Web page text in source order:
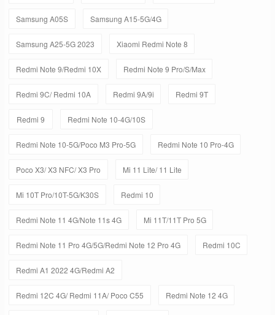
Samsung A05S Samsung A15-5G/4G
Samsung A25-5G 2023 Xiaomi Redmi Note 8
Redmi Note 9/Redmi 10X Redmi Note 9 Pro/S/Max
Redmi 9C/ Redmi 10A Redmi 9A/9i Redmi 9T
Redmi 9 Redmi Note 10-4G/10S
Redmi Note 10-5G/Poco M3 Pro-5G Redmi Note 10 Pro-4G
Poco X3/ X3 NFC/ X3 Pro Mi 11 Lite/ 11 Lite
Mi 10T Pro/10T-5G/K30S Redmi 10
Redmi Note 11 4G/Note 11s 4G Mi 11T/11T Pro 5G
Redmi Note 11 Pro 4G/5G/Redmi Note 12 Pro 4G Redmi 10C
Redmi A1 2022 4G/Redmi A2
Redmi 12C 4G/ Redmi 11A/ Poco C55 Redmi Note 12 4G